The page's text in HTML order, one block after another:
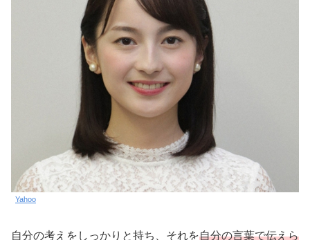
Yahoo
自分の考えをしっかりと持ち、それを自分の言葉で伝えら